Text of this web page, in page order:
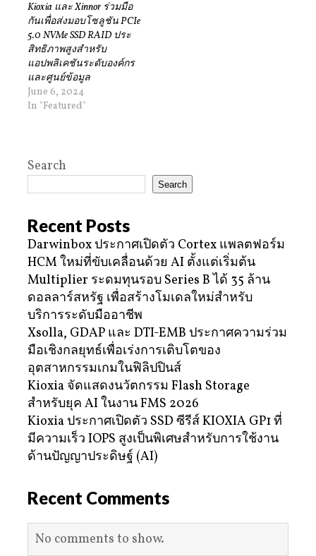
Kioxia และ Xinnor ร่วมมือ
กันเพื่อส่งมอบโซลูชัน PCIe
5.0 NVMe SSD RAID ประ
สิทธิภาพสูงสําหรับ
แอปพลิเคชันระดับองค์กร
และศูนย์ข้อมูล
June 6, 2024
In "Featured"
Search
Search
Recent Posts
Darwinbox ประกาศเปิดตัว Cortex แพลตฟอร์ม
HCM ใหม่ที่ขับเคลื่อนด้วย AI ตั้งแต่เริ่มต้น
Multiplier ระดมทุนรอบ Series B ได้ 35 ล้าน
ดอลลาร์สหรัฐ เพื่อสร้างโมเดลใหม่สำหรับ
บริการระดับมืออาชีพ
Xsolla, GDAP และ DTI-EMB ประกาศความร่วม
มือเชิงกลยุทธ์เพื่อเร่งการเติบโตของ
อุตสาหกรรมเกมในฟิลิปปินส์
Kioxia จัดแสดงนวัตกรรม Flash Storage
สำหรับยุค AI ในงาน FMS 2026
Kioxia ประกาศเปิดตัว SSD ซีรีส์ KIOXIA GP1 ที่
มีความเร็ว IOPS สูงเป็นพิเศษสำหรับการใช้งาน
ด้านปัญญาประดิษฐ์ (AI)
Recent Comments
No comments to show.